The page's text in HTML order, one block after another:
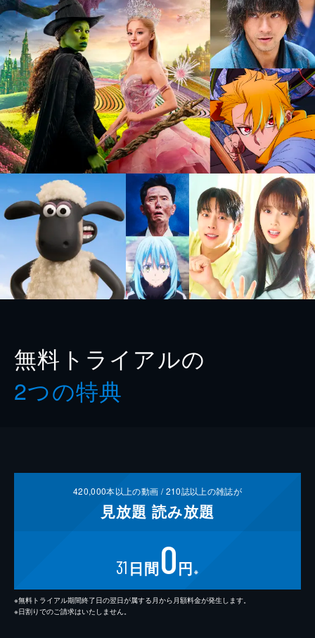
無料トライアルの
2つの特典
420,000本以上の動画 /210誌以上の雑誌が
見放題 読み放題
31 日間0円 ※
※無料トライアル期間終了日の翌日が属する月から月額料金が発生します。
※日割りでのご請求はいたしません。